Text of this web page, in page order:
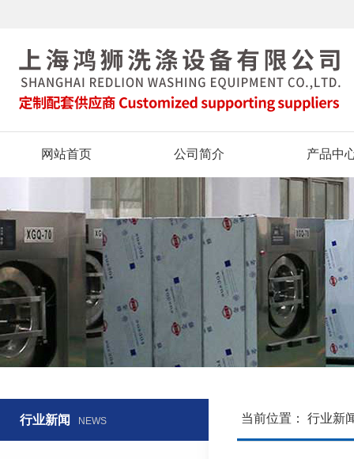
网站首页 公司简介 产品中
行业新闻 NEWS 当前位置： 行业新